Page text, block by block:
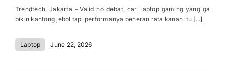
Trendtech, Jakarta – Valid no debat, cari laptop gaming yang ga
bikin kantong jebol tapi performanya beneran rata kanan itu [...]
Laptop June 22, 2026